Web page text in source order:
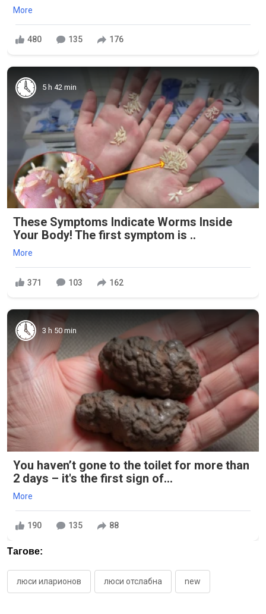
More
480 135 176
5 h 42 min
These Symptoms Indicate Worms Inside
Your Body! The first symptom is ..
More
371 103 162
3 h 50 min
You haven’t gone to the toilet for more than
2 days – it's the first sign of...
More
190 135 88
Тагове:
люси иларионов люси отслабна new